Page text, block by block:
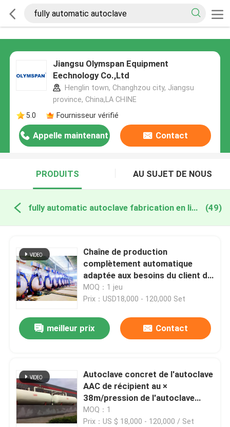
Jiangsu Olymspan Equipment
Eechnology Co.,Ltd
Henglin town, Changhzou city, Jiangsu
province, China,LA CHINE
5.0
Fournisseur vérifié
Appelle maintenant Contact
PRODUITS AU SUJET DE NOUS
fully automatic autoclave fabrication en ligne (49)
Chaîne de production
complètement automatique
adaptée aux besoins du client de
matériaux de construction
d'autoclave de sable pour le bois
MOQ：1 jeu
Prix：USD18,000 - 120,000 Set
meilleur prix Contact
Autoclave concret de l'autoclave
AAC de récipient au ×
38m/pression de l'autoclave
Φ2.68 de la brique de vapeur de
large échelle/AAC
MOQ：1
Prix：US $ 18,000 - 120,000 / Set